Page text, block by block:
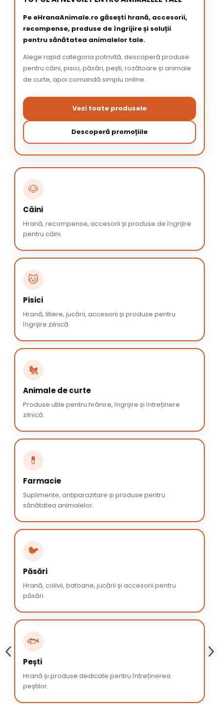
Pe eHranaAnimale.ro găsești hrană, accesorii,
recompense, produse de îngrijire și soluții
pentru sănătatea animalelor tale.
Alege rapid categoria potrivită, descoperă produse
pentru câini, pisici, păsări, pești, rozătoare și animale
de curte, apoi comandă simplu online.
Vezi toate produsele
Descoperă promoțiile
🐶
Câini
Hrană, recompense, accesorii și produse de îngrijire
pentru câini.
🐱
Pisici
Hrană, litiere, jucării, accesorii și produse pentru
îngrijire zilnică.
🐔
Animale de curte
Produse utile pentru hrănire, îngrijire și întreținere
zilnică.
💊
Farmacie
Suplimente, antiparazitare și produse pentru
sănătatea animalelor.
🐦
Păsări
Hrană, colivii, batoane, jucării și accesorii pentru
păsări.
🐟
Pești
Hrană și produse dedicate pentru întreținerea
peștilor.